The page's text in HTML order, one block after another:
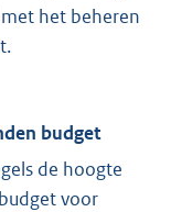
het beheren
budget
de hoogte
voor